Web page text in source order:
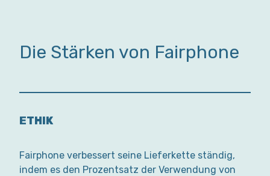
Die Stärken von Fairphone
ETHIK
Fairphone verbessert seine Lieferkette ständig,
indem es den Prozentsatz der Verwendung von